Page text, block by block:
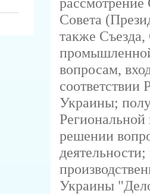
Совета
также
вопросам,
Украины;
решении
Украины